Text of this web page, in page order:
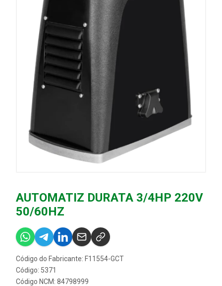
AUTOMATIZ DURATA 3/4HP 220V
50/60HZ
Código do Fabricante: F11554-GCT
Código: 5371
Código NCM: 84798999